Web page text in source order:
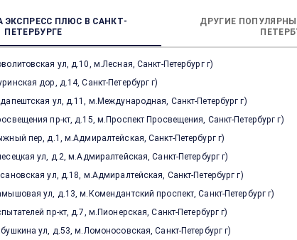
ЭКСПРЕСС ПЛЮС В САНКТ-
ПЕТЕРБУРГЕ
ДРУГИЕ
ул, д.10, м.Лесная, Санкт-Петербург г)
дор, д.14, Санкт-Петербург г)
ул, д.11, м.Международная, Санкт-Петербург г)
пр-кт, д.15, м.Проспект Просвещения, Санкт-Петербург г)
пер, д.1, м.Адмиралтейская, Санкт-Петербург г)
ул, д.2, м.Адмиралтейская, Санкт-Петербург г)
ул, д.18, м.Адмиралтейская, Санкт-Петербург г)
ул, д.13, м.Комендантский проспект, Санкт-Петербург г)
пр-кт, д.7, м.Пионерская, Санкт-Петербург г)
ул, д.53, м.Ломоносовская, Санкт-Петербург г)